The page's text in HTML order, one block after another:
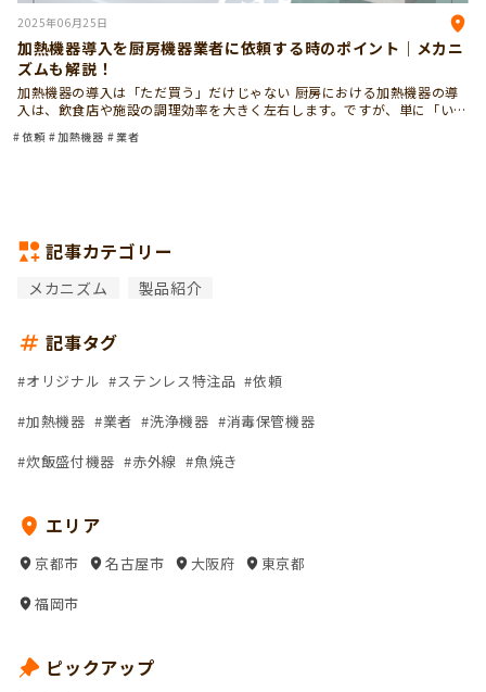
2025年06月25日
加熱機器導入を厨房機器業者に依頼する時のポイント｜メカニ
ズムも解説！
加熱機器の導入は「ただ買う」だけじゃない 厨房における加熱機器の導
入は、飲食店や施設の調理効率を大きく左右します。ですが、単に「いい
た選定と、導入後まで見 […]
依頼 加熱機器 業者
記事カテゴリー
メカニズム 製品紹介
記事タグ
オリジナル ステンレス特注品
依頼
加熱機器
業者 洗浄機器
消毒保管機器
炊飯盛付機器
赤外線 魚焼き
エリア
京都市 名古屋市 大阪府
東京都
福岡市
ピックアップ